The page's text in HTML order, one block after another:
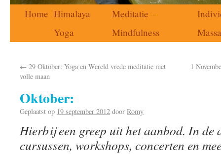
Home Himalaya
Yoga
Meditatie –
Mindfulness
← 29 Oktober: Yoga en Wereld vrede meditatie met
volle maan
1
Oktober:
Geplaatst op 19 september 2012 door Romy
Hierbij een greep uit het aanbod. In de
cursussen, workshops, concerten en